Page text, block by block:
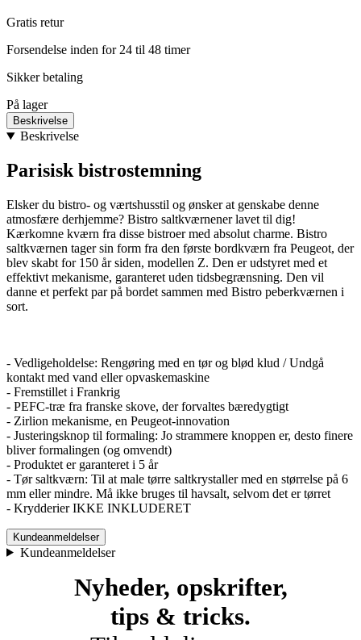
Gratis retur
Forsendelse inden for 24 til 48 timer
Sikker betaling
På lager
Beskrivelse
Beskrivelse
Parisisk bistrostemning
Elsker du bistro- og værtshusstil og ønsker at genskabe denne
atmosfære derhjemme? Bistro saltkværnener lavet til dig!
Kærkomne kværn fra disse bistroer med absolut charme. Bistro
saltkværnen tager sin form fra den første bordkværn fra Peugeot, der
blev skabt for 150 år siden, modellen Z. Den er udstyret med et
effektivt mekanisme, garanteret uden tidsbegrænsning. Den vil
danne et perfekt par på bordet sammen med Bistro peberkværnen i
sort.
- Vedligeholdelse: Rengøring med en tør og blød klud / Undgå
kontakt med vand eller opvaskemaskine
- Fremstillet i Frankrig
- PEFC-træ fra franske skove, der forvaltes bæredygtigt
- Zirlion mekanisme, en Peugeot-innovation
- Justeringsknop til formaling: Jo strammere knoppen er, desto finere
bliver formalingen (og omvendt)
- Produktet er garanteret i 5 år
- Tør saltkværn: Til at male tørre saltkrystaller med en størrelse på 6
mm eller mindre. Må ikke bruges til havsalt, selvom det er tørret
- Krydderier IKKE INKLUDERET
Kundeanmeldelser
Kundeanmeldelser
Nyheder, opskrifter,
tips & tricks.